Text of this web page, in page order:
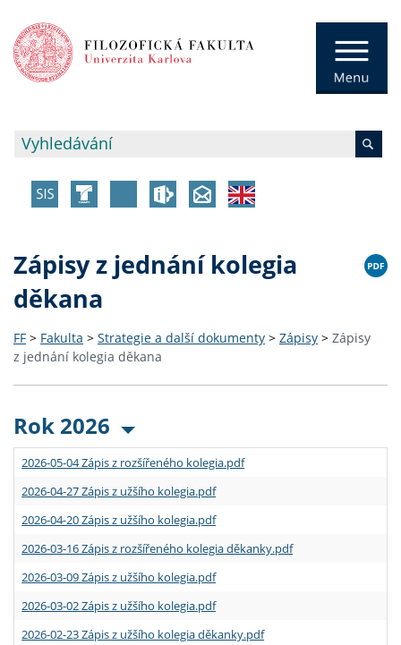
Zápisy z jednání kolegia
děkana
FF > Fakulta > Strategie a další dokumenty > Zápisy > Zápisy
z jednání kolegia děkana
Rok 2026
2026-05-04 Zápis z rozšířeného kolegia.pdf
2026-04-27 Zápis z užšího kolegia.pdf
2026-04-20 Zápis z užšího kolegia.pdf
2026-03-16 Zápis z rozšířeného kolegia děkanky.pdf
2026-03-09 Zápis z užšího kolegia.pdf
2026-03-02 Zápis z užšího kolegia.pdf
2026-02-23 Zápis z užšího kolegia děkanky.pdf